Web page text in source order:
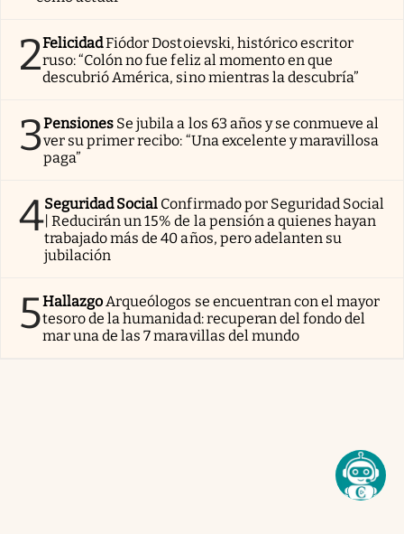
2FelicidadFiódor Dostoievski, histórico escritor
ruso: “Colón no fue feliz al momento en que
descubrió América, sino mientras la descubría”
3Pensiones Se jubila a los 63 años y se conmueve al
ver su primer recibo: “Una excelente y maravillosa
paga”
4Seguridad Social Confirmado por Seguridad Social
| Reducirán un 15% de la pensión a quienes hayan
trabajado más de 40 años, pero adelanten su
jubilación
5Hallazgo Arqueólogos se encuentran con el mayor
tesoro de la humanidad: recuperan del fondo del
mar una de las 7 maravillas del mundo